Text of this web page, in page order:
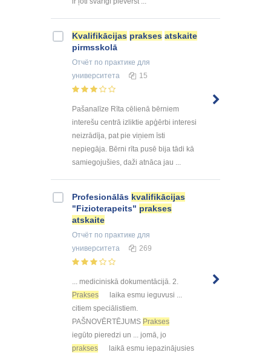
Kvalifikācijas prakses atskaite
pirmsskolā
Отчёт по практике для
университета
15
Pašanalīze Rīta cēlienā bērniem
interešu centrā izliktie apģērbi interesi
neizrādīja, pat pie viņiem īsti
nepiegāja. Bērni rīta pusē bija tādi kā
samiegojušies, daži atnāca jau ...
Profesionālās kvalifikācijas
"Fizioterapeits" prakses
atskaite
Отчёт по практике для
университета
269
... mediciniskā dokumentācijā. 2.
Prakses
laika esmu ieguvusi ...
citiem speciālistiem.
PAŠNOVĒRTĒJUMS Prakses
iegūto pieredzi un ... jomā, jo
prakses
laikā esmu iepazinājusies